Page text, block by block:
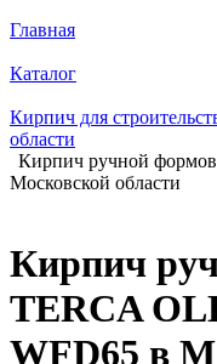
Главная
Каталог
Кирпич для
области
Кирпич ручной
Московской области
Кирпич
TERCA
WFD65 в